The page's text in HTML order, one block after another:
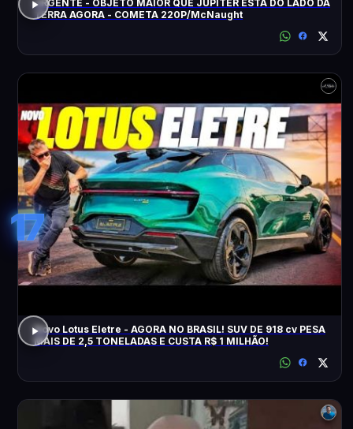
URGENTE - OBJETO MAIOR QUE JÚPITER ESTÁ DO LADO DA
TERRA AGORA - COMETA 220P/McNaught
17
Novo Lotus Eletre - AGORA NO BRASIL! SUV DE 918 cv PESA
MAIS DE 2,5 TONELADAS E CUSTA R$ 1 MILHÃO!